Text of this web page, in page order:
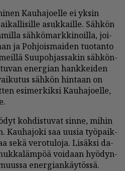
Kau­ha­jo­el­le ei yk­sin
asuk­kail­le. Säh­kön
säh­kö­mark­ki­noil­la, joi­
ja Poh­jois­mai­den tuo­tan­to
Suu­poh­jas­sa­kin säh­kön­
ener­gi­an hank­kei­den
säh­kön hin­taan on
esi­mer­kik­si Kau­ha­jo­el­le,
koh­dis­tu­vat sin­ne, mi­hin
Kau­ha­jo­ki saa uu­sia työ­paik­
sekä ve­ro­tu­lo­ja. Li­säk­si da­
voi­daan hyö­dyn­
ener­gi­an­käy­tös­sä.